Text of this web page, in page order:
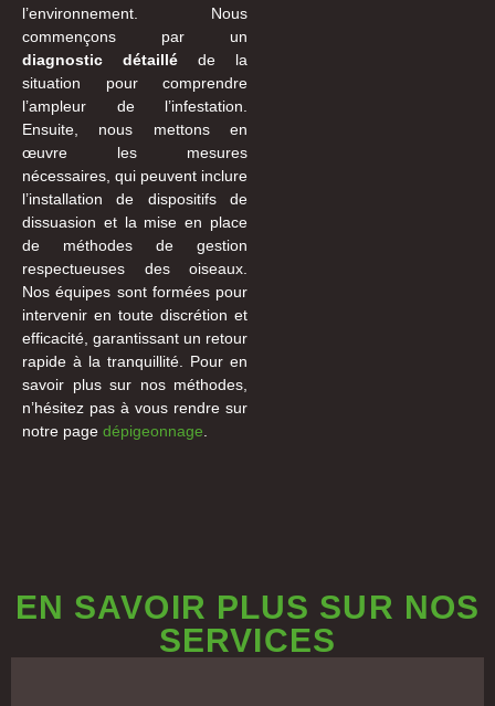
l’environnement. Nous
commençons par un
diagnostic détaillé de la
situation pour comprendre
l’ampleur de l’infestation.
Ensuite, nous mettons en
œuvre les mesures
nécessaires, qui peuvent inclure
l’installation de dispositifs de
dissuasion et la mise en place
de méthodes de gestion
respectueuses des oiseaux.
Nos équipes sont formées pour
intervenir en toute discrétion et
efficacité, garantissant un retour
rapide à la tranquillité. Pour en
savoir plus sur nos méthodes,
n’hésitez pas à vous rendre sur
notre page dépigeonnage
EN SAVOIR PLUS SUR NOS
SERVICES